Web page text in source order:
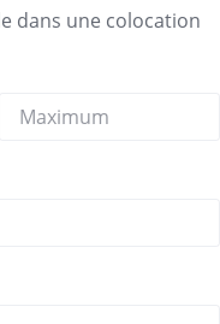
dans une colocation